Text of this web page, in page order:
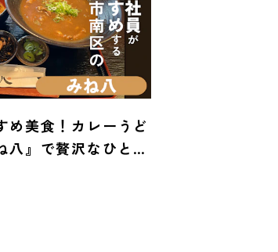
め美食！カレーうど
八』で贅沢なひとと